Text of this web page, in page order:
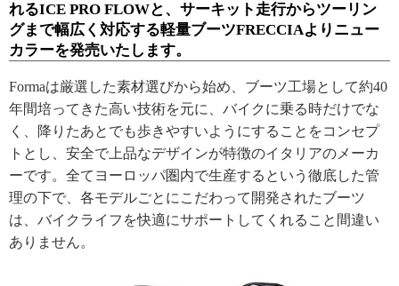
れるICE PRO FLOWと、サーキット走行からツーリン
グまで幅広く対応する軽量ブーツFRECCIAよりニュー
カラーを発売いたします。
Formaは厳選した素材選びから始め、ブーツ工場として約40
年間培ってきた高い技術を元に、バイクに乗る時だけでな
く、降りたあとでも歩きやすいようにすることをコンセプ
トとし、安全で上品なデザインが特徴のイタリアのメーカ
ーです。全てヨーロッパ圏内で生産するという徹底した管
理の下で、各モデルごとにこだわって開発されたブーツ
は、バイクライフを快適にサポートしてくれること間違い
ありません。